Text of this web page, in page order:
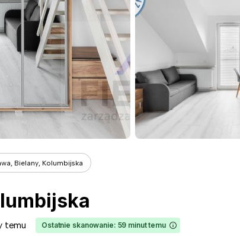
Bielany, Kolumbijska
temu Ostatnie skanowanie: 59 minut temu